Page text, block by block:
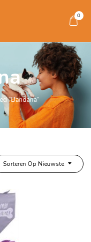
0
“Bandana”
Sorteren Op Nieuwste